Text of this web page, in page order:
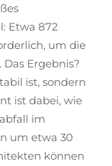
Etwa 872
um die
Ergebnis?
ist, sondern
ist dabei, wie
im
um etwa 30
können